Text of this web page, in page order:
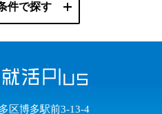
件で探す
区博多駅前3-13-4